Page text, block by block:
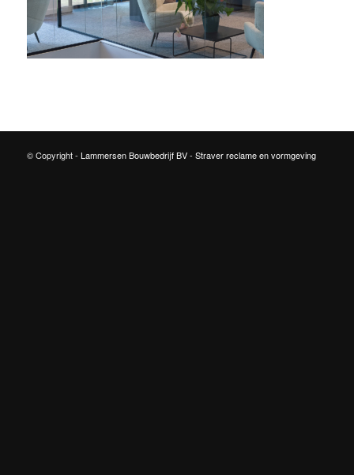
© Copyright - Lammersen Bouwbedrijf BV- Straver reclame en vormgeving